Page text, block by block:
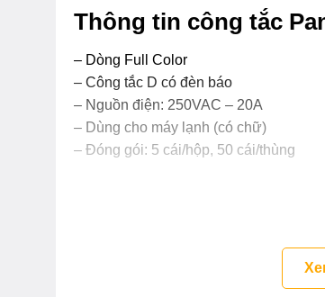
Thông tin công tắc
– Dòng Full Color
– Công tắc D có đèn báo
– Nguồn điện: 250VAC – 20A
– Dùng cho máy lạnh (có chữ)
– Đóng gói: 5 cái/hộp, 50 cái/thùng